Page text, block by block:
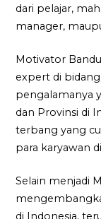
dari pelajar,
manager,
Motivator
expert di
pengalamanya
dan Provinsi di
terbang yang
para karyawan
Selain menjadi
di Indonesia,